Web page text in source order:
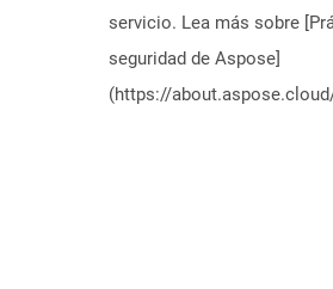
servicio. Lea más sobre
seguridad de Aspose]
(https://